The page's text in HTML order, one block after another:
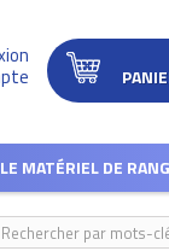
LE MATÉRIEL DE